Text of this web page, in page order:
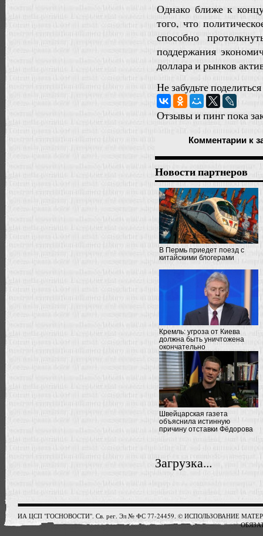
Однако ближе к концу
того, что
способно
поддержания
доллара и рынков
Не забудьте
Отзывы и пинг пока
Комментарии к
Новости партнеров
В Пермь приедет поезд с
китайскими блогерами
Кремль: угроза от Киева
должна быть уничтожена
окончательно
Швейцарская газета
объяснила истинную
причину отставки Фёдорова
Загрузка...
ИА ЦСП "ГОСНОВОСТИ". Св. рег. Эл № ФС 77-24459. © ИСПОЛЬЗОВАНИЕ